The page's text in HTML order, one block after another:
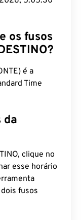
os fusos
é a
Time
da
clique no
esse horário
fusos